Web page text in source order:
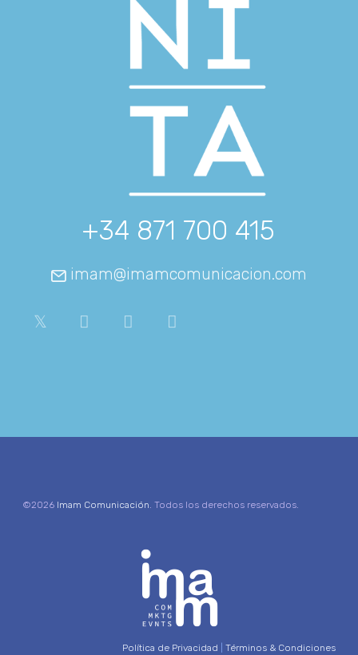
+34 871 700 415
imam@imamcomunicacion.com
©2026 Imam Comunicación. Todos los derechos reservados.
Política de Privacidad Términos & Condiciones